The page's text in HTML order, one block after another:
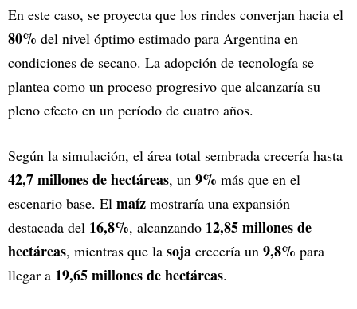
En este caso, se proyecta que los rindes converjan hacia el
80% del nivel óptimo estimado para Argentina en
condiciones de secano. La adopción de tecnología se
plantea como un proceso progresivo que alcanzaría su
pleno efecto en un período de cuatro años.
Según la simulación, el área total sembrada crecería hasta
42,7 millones de hectáreas, un 9% más que en el
escenario base. El maíz mostraría una expansión
destacada del 16,8%, alcanzando 12,85 millones de
hectáreas, mientras que la soja crecería un 9,8% para
llegar a 19,65 millones de hectáreas.